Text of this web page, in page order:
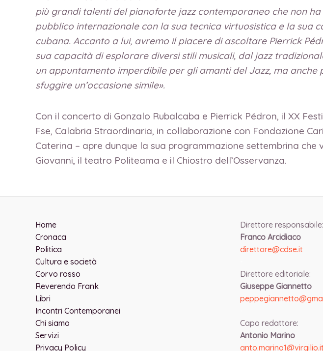
più grandi talenti del pianoforte jazz contemporaneo che non
pubblico internazionale con la sua tecnica virtuosistica e la sua
cubana. Accanto a lui, avremo il piacere di ascoltare Pierrick
sua capacità di esplorare diversi stili musicali, dal jazz
un appuntamento imperdibile per gli amanti del Jazz, ma
sfuggire un’occasione simile».
Con il concerto di Gonzalo Rubalcaba e Pierrick Pédron, il XX
Fse, Calabria Straordinaria, in collaborazione con Fondazione
Caterina – apre dunque la sua programmazione settembrina
Giovanni, il teatro Politeama e il Chiostro dell’Osservanza.
Home
Cronaca
Politica
Cultura e società
Corvo rosso
Reverendo Frank
Libri
Incontri Contemporanei
Chi siamo
Servizi
Privacy Policy
Direttore responsabile:
Franco Arcidiaco
direttore@cdse.it
Direttore editoriale:
Giuseppe Giannetto
Capo redattore:
Antonio Marino
anto.marino1@virgilio.it